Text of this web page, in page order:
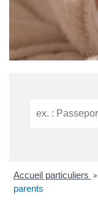
Accueil particuliers >
parents